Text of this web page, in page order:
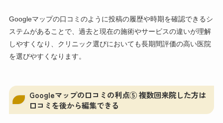
Googleマップの口コミのように投稿の履歴や時期を確認できるシ
ステムがあることで、過去と現在の施術やサービスの違いが理解
しやすくなり、クリニック選びにおいても長期間評価の高い医院
を選びやすくなります。
Googleマップの口コミの利点⑤ 複数回来院した方は
口コミを後から編集できる